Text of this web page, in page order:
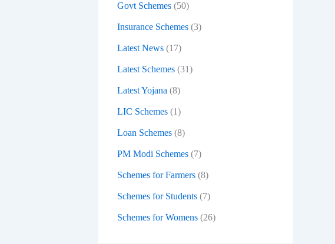
Govt Schemes (50)
Insurance Schemes (3)
Latest News (17)
Latest Schemes (31)
Latest Yojana (8)
LIC Schemes (1)
Loan Schemes (8)
PM Modi Schemes (7)
Schemes for Farmers (8)
Schemes for Students (7)
Schemes for Womens (26)